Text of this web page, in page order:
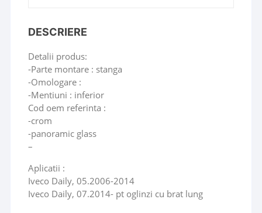
DESCRIERE
Detalii produs:
-Parte montare : stanga
-Omologare :
-Mentiuni : inferior
Cod oem referinta :
-crom
-panoramic glass
–
Aplicatii :
Iveco Daily, 05.2006-2014
Iveco Daily, 07.2014- pt oglinzi cu brat lung